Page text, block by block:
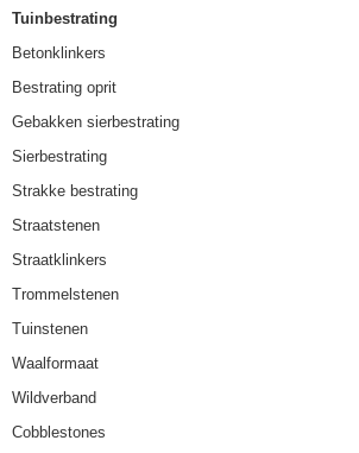
Tuinbestrating
Betonklinkers
Bestrating oprit
Gebakken sierbestrating
Sierbestrating
Strakke bestrating
Straatstenen
Straatklinkers
Trommelstenen
Tuinstenen
Waalformaat
Wildverband
Cobblestones